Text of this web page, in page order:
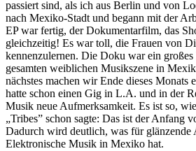
passiert sind, als ich aus Berlin und von
nach Mexiko-Stadt und begann mit der
EP war fertig, der Dokumentarfilm, das
gleichzeitig! Es war toll, die Frauen von
kennenzulernen. Die Doku war ein
gesamten weiblichen Musikszene in
nächstes machen wir Ende dieses Monats
hatte schon einen Gig in L.A. und in der
Musik neue Aufmerksamkeit. Es ist so,
„Tribes” schon sagte: Das ist der Anfang
Dadurch wird deutlich, was für glänzende
Elektronische Musik in Mexiko hat.